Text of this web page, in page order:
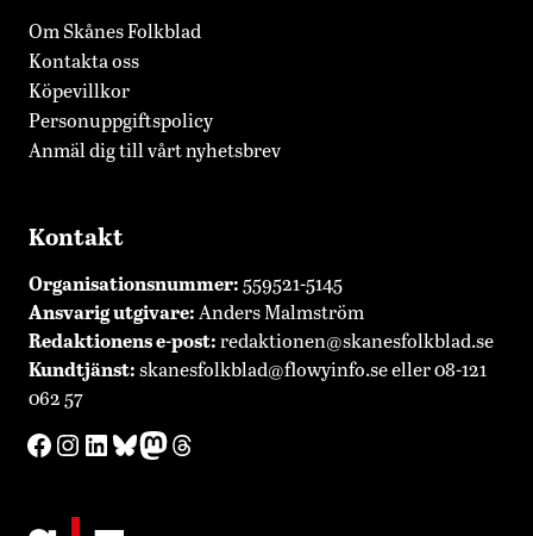
Om Skånes Folkblad
Kontakta oss
Köpevillkor
Personuppgiftspolicy
Anmäl dig till vårt nyhetsbrev
Kontakt
Organisationsnummer: 559521-5145
Ansvarig utgivare: Anders Malmström
Redaktionense-post:redaktionen@skanesfolkblad.se
Kundtjänst:skanesfolkblad@flowyinfo.seeller 08-121
062 57
Facebook
Instagram
LinkedIn
Bluesky
Mastodon
Threads